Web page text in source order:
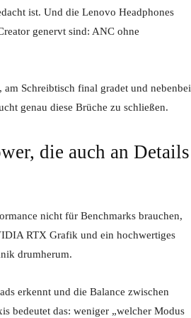
ist. Und die Lenovo Headphones
genervt sind: ANC ohne
Schreibtisch final gradet und nebenbei
genau diese Brüche zu schließen.
die auch an Details
nicht für Benchmarks brauchen,
RTX Grafik und ein hochwertiges
drumherum.
erkennt und die Balance zwischen
bedeutet das: weniger „welcher Modus